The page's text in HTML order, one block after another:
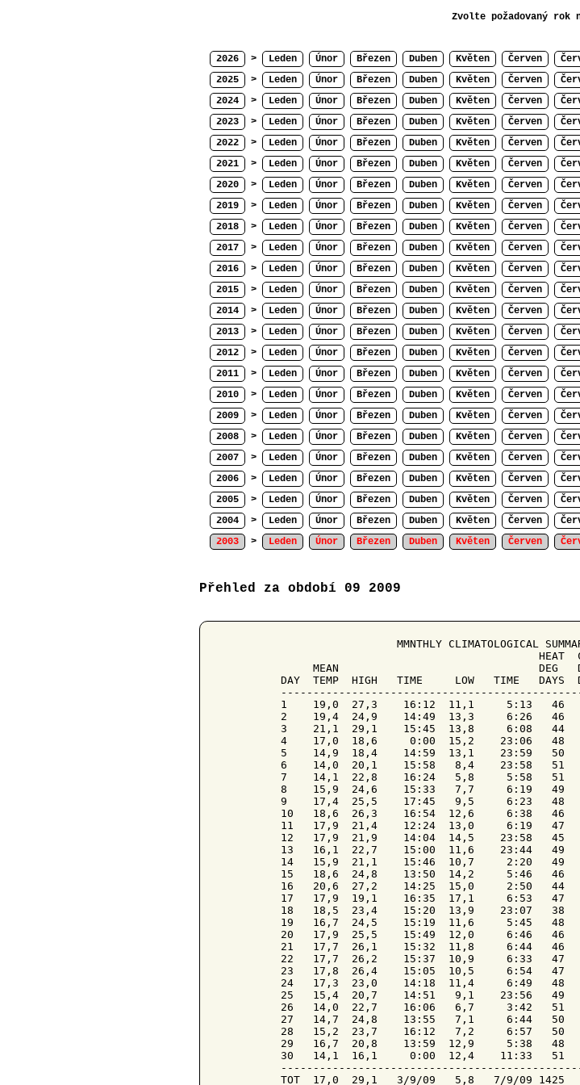
Zvolte požadovaný rok
2026 > Leden Únor Březen Duben Květen Červen
2025
> Leden Únor Březen Duben Květen Červen
2024
> Leden Únor Březen Duben Květen Červen
2023
> Leden Únor Březen Duben Květen Červen
2022
> Leden Únor Březen Duben Květen Červen
2021
> Leden Únor Březen Duben Květen Červen
2020
> Leden Únor Březen Duben Květen Červen
2019
> Leden Únor Březen Duben Květen Červen
2018
> Leden Únor Březen Duben Květen Červen
2017
> Leden Únor Březen Duben Květen Červen
2016
> Leden Únor Březen Duben Květen Červen
2015
> Leden Únor Březen Duben Květen Červen
2014
> Leden Únor Březen Duben Květen Červen
2013
> Leden Únor Březen Duben Květen Červen
2012
> Leden Únor Březen Duben Květen Červen
2011
> Leden Únor Březen Duben Květen Červen
2010
> Leden Únor Březen Duben Květen Červen
2009
> Leden Únor Březen Duben Květen Červen
2008
> Leden Únor Březen Duben Květen Červen
2007
> Leden Únor Březen Duben Květen Červen
2006
> Leden Únor Březen Duben Květen Červen
2005
> Leden Únor Březen Duben Květen Červen
2004
> Leden Únor Březen Duben Květen Červen
2003
> Leden Únor Březen Duben Květen Červen
Přehled za období 09 2009
MMNTHLY CLIMATOLOGICAL
MEAN                               DEG
DAY  TEMP  HIGH   TIME     LOW   TIME   DAYS
1    19,0  27,3    16:12  11,1     5:13   46
2    19,4  24,9    14:49  13,3     6:26   46
3    21,1  29,1    15:45  13,8     6:08   44
4    17,0  18,6     0:00  15,2    23:06   48
5    14,9  18,4    14:59  13,1    23:59   50
6    14,0  20,1    15:58   8,4    23:58   51
7    14,1  22,8    16:24   5,8     5:58   51
8    15,9  24,6    15:33   7,7     6:19   49
9    17,4  25,5    17:45   9,5     6:23   48
10   18,6  26,3    16:54  12,6     6:38   46
11   17,9  21,4    12:24  13,0     6:19   47
12   17,9  21,9    14:04  14,5    23:58   45
13   16,1  22,7    15:00  11,6    23:44   49
14   15,9  21,1    15:46  10,7     2:20   49
15   18,6  24,8    13:50  14,2     5:46   46
16   20,6  27,2    14:25  15,0     2:50   44
17   17,9  19,1    16:35  17,1     6:53   47
18   18,5  23,4    15:20  13,9    23:07   38
19   16,7  24,5    15:19  11,6     5:45   48
20   17,9  25,5    15:49  12,0     6:46   46
21   17,7  26,1    15:32  11,8     6:44   46
22   17,7  26,2    15:37  10,9     6:33   47
23   17,8  26,4    15:05  10,5     6:54   47
24   17,3  23,0    14:18  11,4     6:49   48
25   15,4  20,7    14:51   9,1    23:56   49
26   14,0  22,7    16:06   6,7     3:42   51
27   14,7  24,8    13:55   7,1     6:44   50
28   15,2  23,7    16:12   7,2     6:57   50
29   16,7  20,8    13:59  12,9     5:38   48
30   14,1  16,1     0:00  12,4    11:33   51
TOT  17,0  29,1   3/9/09   5,8   7/9/09 1425